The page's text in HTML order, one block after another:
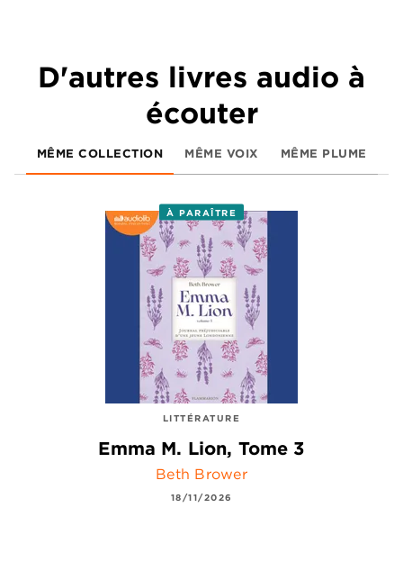
D'autres livres audio à
écouter
MÊME COLLECTION MÊME VOIX MÊME PLUME
À PARAÎTRE
LITTÉRATURE
Emma M. Lion, Tome 3
Beth Brower
18/11/2026